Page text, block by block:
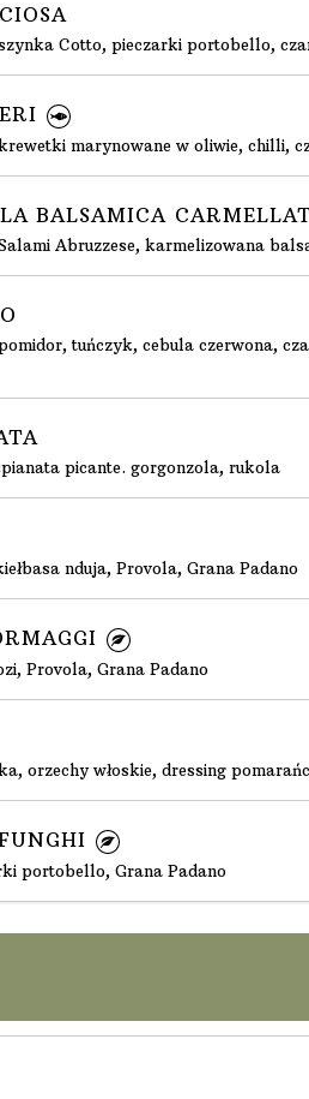
Cotto, pieczarki portobello,
marynowane w oliwie, chilli,
BALSAMICA
Abruzzese, karmelizowana
tuńczyk, cebula czerwona,
picante. gorgonzola, rukola
nduja, Provola, Grana Padano
Provola, Grana Padano
orzechy włoskie, dressing
portobello, Grana Padano